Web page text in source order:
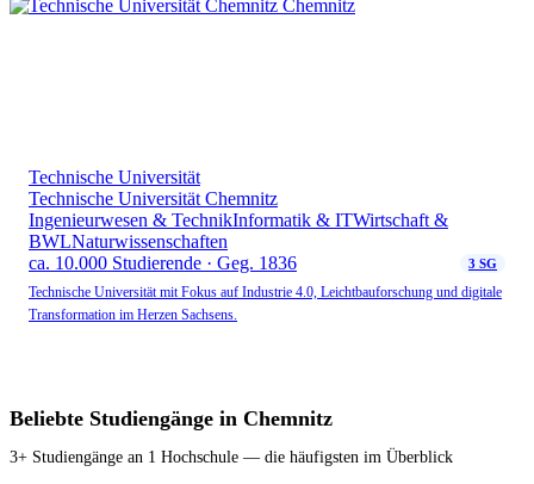
Technische Universität
Technische Universität Chemnitz
Ingenieurwesen & TechnikInformatik & ITWirtschaft &
BWLNaturwissenschaften
ca. 10.000 Studierende · Geg. 1836
3 SG
Technische Universität mit Fokus auf Industrie 4.0, Leichtbauforschung und digitale
Transformation im Herzen Sachsens.
Beliebte Studiengänge in Chemnitz
3+ Studiengänge an 1 Hochschule — die häufigsten im Überblick